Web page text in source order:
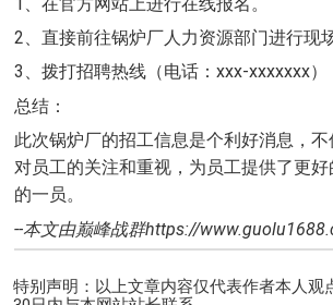
2、直接前往锅炉厂人力资源部门进行现
3、拨打招聘热线（电话：xxx-xxxxxxx）
总结：
此次锅炉厂的招工信息是个利好消息，
对员工的关注和重视，为员工提供了更
的一员。
--本文由巅峰战群https://
特别声明：以上文章内容仅代表作者本人